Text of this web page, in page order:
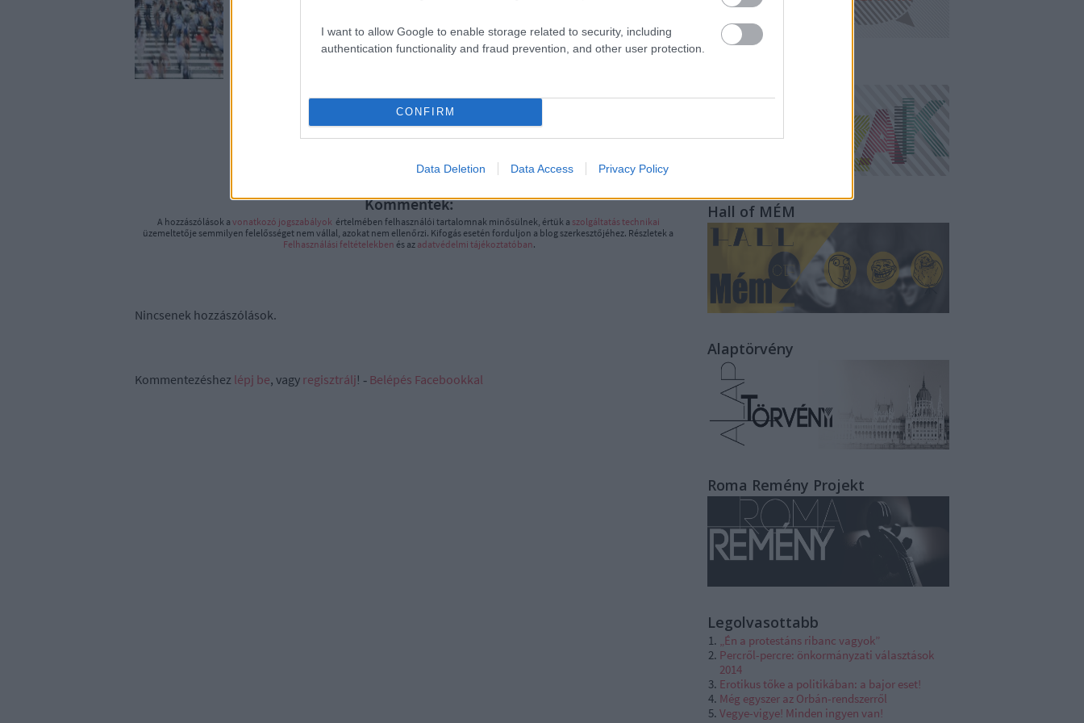
I want to allow Google to enable storage related to security, including
authentication functionality and fraud prevention, and other user protection.
CONFIRM
Data Deletion Data Access Privacy Policy
A bejegyzés trackback címe:
Kommentek:
A hozzászólások a vonatkozó jogszabályokértelmében felhasználói tartalomnak minősülnek, értük a szolgáltatás technikai
üzemeltetője semmilyen felelősséget nem vállal, azokat nem ellenőrzi. Kifogás esetén forduljon a blog szerkesztőjéhez. Részletek a
Felhasználási feltételekben és az adatvédelmi tájékoztatóban.
Nincsenek hozzászólások.
Kommentezéshez lépj be, vagy regisztrálj! ‐ Belépés Facebookkal
Hall of MÉM
Alaptörvény
Roma Remény Projekt
Legolvasottabb
„Én a protestáns ribanc vagyok”
Percről-percre: önkormányzati választások
2014
Erotikus tőke a politikában: a bajor eset!
Még egyszer az Orbán-rendszerről
Vegye-vigye! Minden ingyen van!